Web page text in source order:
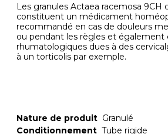
Les granules Actaea racemosa 9CH
constituent un médicament
recommandé en cas de douleurs
ou pendant les règles et également
rhumatologiques dues à des
à un torticolis par exemple.
Nature de produit Granulé
Conditionnement Tube rigide